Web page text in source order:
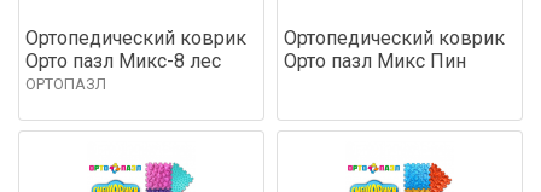
Ортопедический коврик
Орто пазл Микс-8 лес
ОРТОПАЗЛ
Ортопедический коврик
Орто пазл Микс Пин